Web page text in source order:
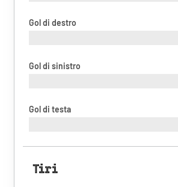
Gol di destro
Gol di sinistro
Gol di testa
Tiri